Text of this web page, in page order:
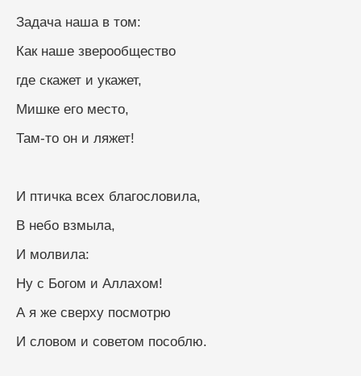
Задача наша в том:
Как наше зверообщество
где скажет и укажет,
Мишке его место,
Там-то он и ляжет!
И птичка всех благословила,
В небо взмыла,
И молвила:
Ну с Богом и Аллахом!
А я же сверху посмотрю
И словом и советом пособлю.